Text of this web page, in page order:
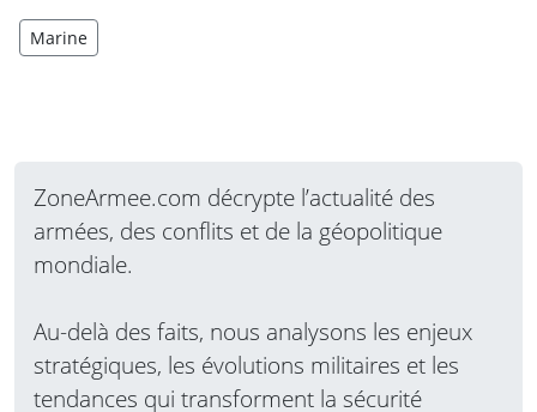
Marine
ZoneArmee.com décrypte l’actualité des
armées, des conflits et de la géopolitique
mondiale.
Au-delà des faits, nous analysons les enjeux
stratégiques, les évolutions militaires et les
tendances qui transforment la sécurité